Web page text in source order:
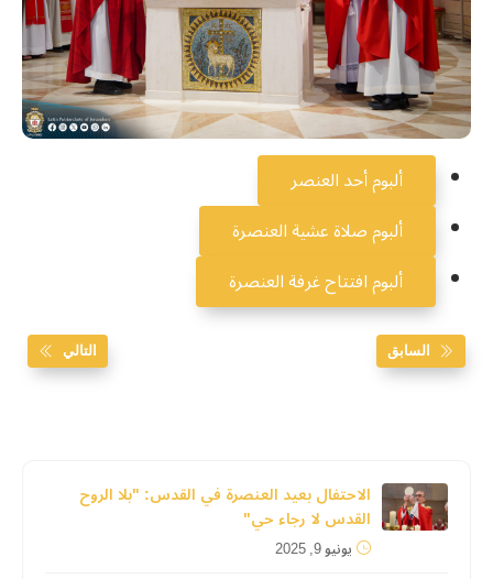
ألبوم أحد العنصر
ألبوم صلاة عشية العنصرة
ألبوم افتتاح غرفة العنصرة
السابق التالي
الاحتفال بعيد العنصرة في القدس: "بلا الروح
القدس لا رجاء حي"
يونيو 9, 2025